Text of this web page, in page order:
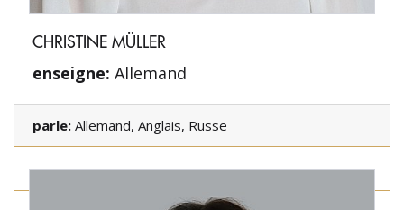
CHRISTINE MÜLLER
enseigne: Allemand
parle: Allemand, Anglais, Russe